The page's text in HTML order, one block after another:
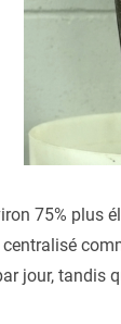
75% plus
jour, tandis